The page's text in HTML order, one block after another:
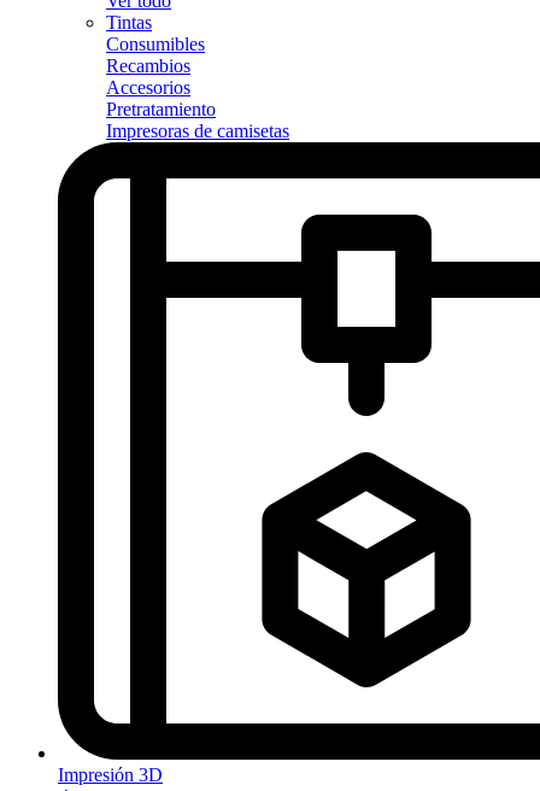
Tintas
Consumibles
Recambios
Accesorios
Pretratamiento
Impresoras de camisetas
Impresión 3D